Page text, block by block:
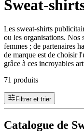
Sweat-
Les sweat-shirts
ou les organisations. Nos
femmes ; de partenaires
de marque est de choisir
grâce à ces incroyables
71 produits
Filtrer et trier
Catalogue de